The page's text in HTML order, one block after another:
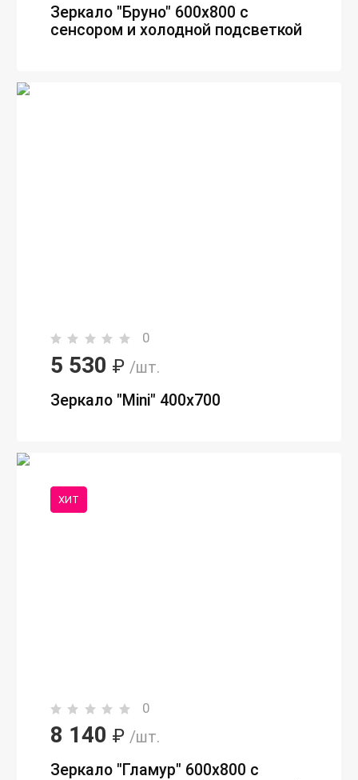
Зеркало "Бруно" 600х800 с
сенсором и холодной подсветкой
0
5 530 ₽ /шт.
Зеркало "Mini" 400х700
ХИТ
0
8 140 ₽ /шт.
Зеркало "Гламур" 600х800 с